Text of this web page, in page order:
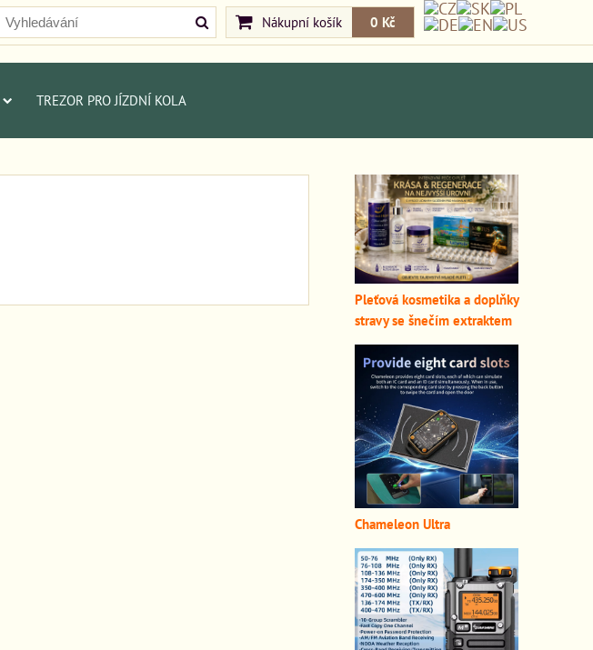
Nákupní košík 0 Kč
TREZOR PRO JÍZDNÍ KOLA
Pleťová kosmetika a doplňky
stravy se šnečím extraktem
Chameleon Ultra